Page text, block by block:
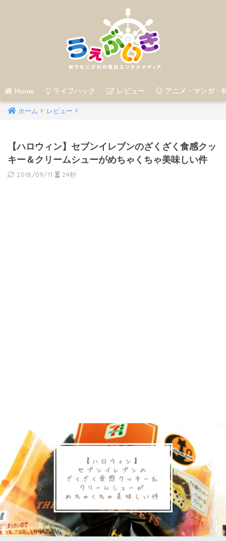
Home ライフハック レビュー アニメ・マンガ・
ホーム レビュー
【ハロウィン】セブンイレブンのざくざく食感クッ
キー＆クリームシューがめちゃくちゃ美味しい件
2018/09/11 24秒